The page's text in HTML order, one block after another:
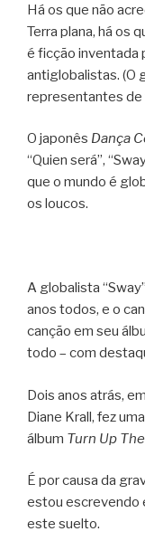
Há os que não
Terra plana, há os
é ficção inventada
antiglobalistas. (O
representantes de
O japonês Dança
“Quien será”,
que o mundo é
os loucos.
A globalista
anos todos, e o
canção em seu
todo – com
Dois anos atrás,
Diane Krall, fez
álbum Turn Up
É por causa da
estou escrevendo
este suelto.